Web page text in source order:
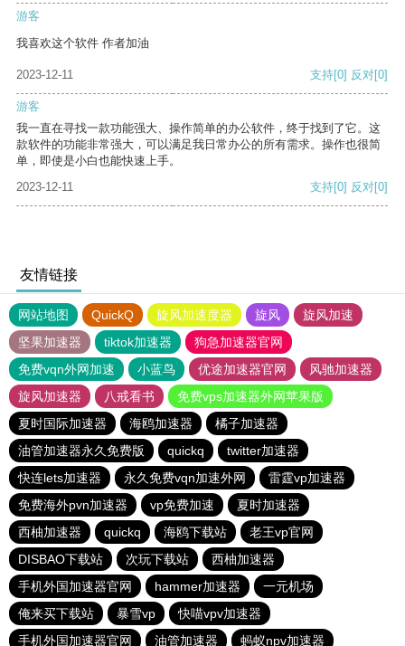
游客
我喜欢这个软件 作者加油
2023-12-11 支持[0] 反对[0]
游客
我一直在寻找一款功能强大、操作简单的办公软件，终于找到了它。这
款软件的功能非常强大，可以满足我日常办公的所有需求。操作也很简
单，即使是小白也能快速上手。
2023-12-11
支持[0] 反对[0]
友情链接
网站地图 QuickQ 旋风加速度器 旋风
旋风加速
坚果加速器
tiktok加速器
狗急加速器官网
免费vqn外网加速
小蓝鸟 优途加速器官网
风驰加速器
旋风加速器
八戒看书
免费vps加速器外网苹果版
夏时国际加速器
海鸥加速器
橘子加速器
油管加速器永久免费版
quickq
twitter加速器
快连lets加速器
永久免费vqn加速外网
雷霆vp加速器
免费海外pvn加速器
vp免费加速
夏时加速器
西柚加速器
quickq 海鸥下载站
老王vp官网
DISBAO下载站
次玩下载站
西柚加速器
手机外国加速器官网
hammer加速器
一元机场
俺来买下载站
暴雪vp
快喵vpv加速器
手机外国加速器官网
油管加速器 蚂蚁npv加速器